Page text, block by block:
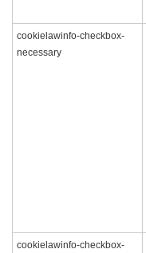
cookielawinfo-checkbox-
necessary
cookielawinfo-checkbox-